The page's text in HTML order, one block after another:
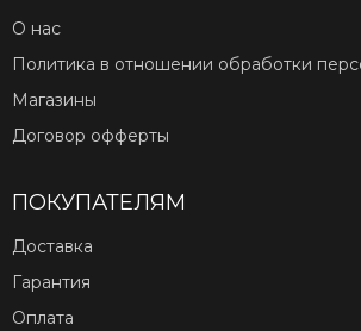
О нас
Политика в отношении обработки
Магазины
Договор офферты
ПОКУПАТЕЛЯМ
Доставка
Гарантия
Оплата